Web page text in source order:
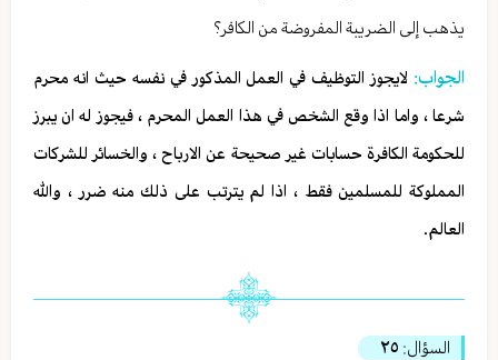
يذهب إلى الضريبة المفروضة من الكافر؟
الجواب: لايجوز التوظيف في العمل المذكور في نفسه حيث انه محرم
شرعا ، واما اذا وقع الشخص في هذا العمل المحرم ، فيجوز له ان يبرز
للحكومة الكافرة حسابات غير صحيحة عن الارباح ، والخسائر للشركات
المملوكة للمسلمين فقط ، اذا لم يترتب على ذلك منه ضرر ، والله
العالم.
السؤال: ٢٥